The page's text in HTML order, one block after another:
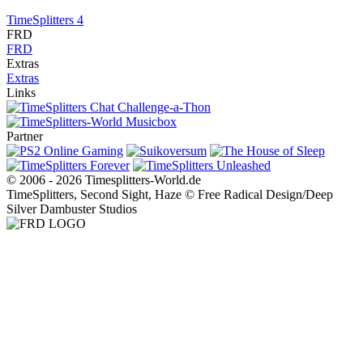
TimeSplitters 4
FRD
FRD
Extras
Extras
Links
Partner
© 2006 - 2026 Timesplitters-World.de
TimeSplitters, Second Sight, Haze © Free Radical Design/Deep
Silver Dambuster Studios